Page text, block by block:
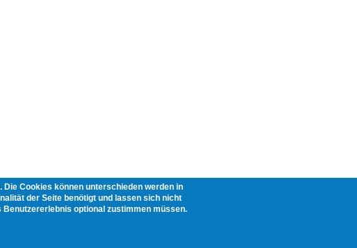
Cookies können unterschieden werden in
der Seite benötigt und lassen sich nicht
optional zustimmen müssen.